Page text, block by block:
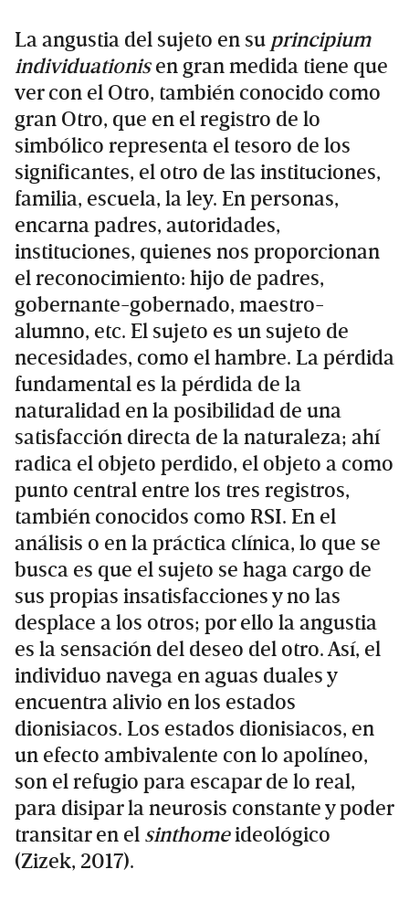
La angustia del sujeto en su principium
individuationisen gran medida tiene que
ver con el Otro, también conocido como
gran Otro, que en el registro de lo
simbólico representa el tesoro de los
significantes, el otro de las instituciones,
familia, escuela, la ley. En personas,
encarna padres, autoridades,
instituciones, quienes nos proporcionan
el reconocimiento: hijo de padres,
gobernante-gobernado, maestro-
alumno, etc. El sujeto es un sujeto de
necesidades, como el hambre. La pérdida
fundamental es la pérdida de la
naturalidad en la posibilidad de una
satisfacción directa de la naturaleza; ahí
radica el objeto perdido, el objeto a como
punto central entre los tres registros,
también conocidos como RSI. En el
análisis o en la práctica clínica, lo que se
busca es que el sujeto se haga cargo de
sus propias insatisfacciones y no las
desplace a los otros; por ello la angustia
es la sensación del deseo del otro. Así, el
individuo navega en aguas duales y
encuentra alivio en los estados
dionisiacos. Los estados dionisiacos, en
un efecto ambivalente con lo apolíneo,
son el refugio para escapar de lo real,
para disipar la neurosis constante y poder
transitar en el sinthomeideológico
(Zizek, 2017).